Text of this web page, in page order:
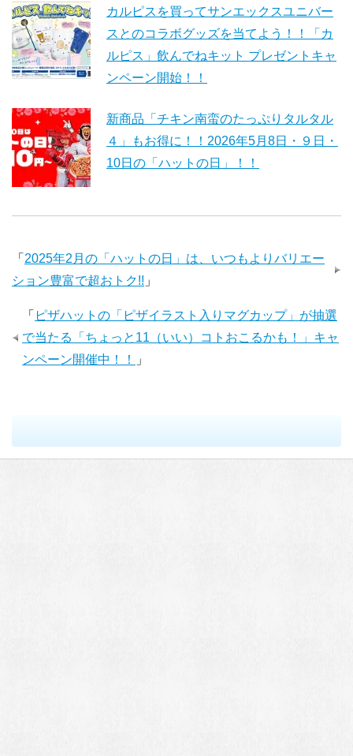
カルピスを買ってサンエックスユニバー
スとのコラボグッズを当てよう！！「カ
ルピス」飲んでねキット プレゼントキャ
ンペーン開始！！
新商品「チキン南蛮のたっぷりタルタル
４」もお得に！！2026年5月8日・９日・
10日の「ハットの日」！！
「 2025年2月の「ハットの日」は、いつもよりバリエー
ション豊富で超おトク!! 」
「 ピザハットの「ピザイラスト入りマグカップ」が抽選
で当たる「ちょっと11（いい）コトおこるかも！」キャ
ンペーン開催中！！
」